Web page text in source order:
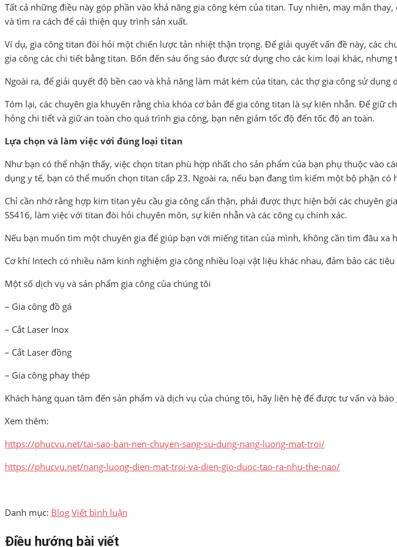
Tất cả những điều này góp phần vào khả năng gia công kém của titan. Tuy nhiên, may mắn
và tìm ra cách để cải thiện quy trình sản xuất.
Ví dụ, gia công titan đòi hỏi một chiến lược tản nhiệt thận trọng. Để giải quyết vấn đề này, các
gia công các chi tiết bằng titan. Bốn đến sáu ống sáo được sử dụng cho các kim loại khác,
Ngoài ra, để giải quyết độ bền cao và khả năng làm mát kém của titan, các thợ gia công sử
Tóm lại, các chuyên gia khuyên rằng chìa khóa cơ bản để gia công titan là sự kiên nhẫn. Để
hỏng chi tiết và giữ an toàn cho quá trình gia công, bạn nên giảm tốc độ đến tốc độ an toàn.
Lựa chọn và làm việc với đúng loại titan
Như bạn có thể nhận thấy, việc chọn titan phù hợp nhất cho sản phẩm của bạn phụ thuộc vào
dụng y tế, bạn có thể muốn chọn titan cấp 23. Ngoài ra, nếu bạn đang tìm kiếm một bộ phận
Chỉ cần nhớ rằng hợp kim titan yêu cầu gia công cẩn thận, phải được thực hiện bởi các chuyên
SS416, làm việc với titan đòi hỏi chuyên môn, sự kiên nhẫn và các công cụ chính xác.
Nếu bạn muốn tìm một chuyên gia để giúp bạn với miếng titan của mình, không cần tìm đâu
Cơ khí Intech có nhiều năm kinh nghiệm gia công nhiều loại vật liệu khác nhau, đảm bảo các
Một số dịch vụ và sản phẩm gia công của chúng tôi
– Gia công đồ gá
– Cắt Laser Inox
– Cắt Laser đồng
– Gia công phay thép
Khách hàng quan tâm đến sản phẩm và dịch vụ của chúng tôi, hãy liên hệ để được tư vấn và
Xem thêm:
https://phucvu.net/tai-sao-ban-nen-chuyen-sang-su-dung-nang-luong-mat-troi/
https://phucvu.net/nang-luong-dien-mat-troi-va-dien-gio-duoc-tao-ra-nhu-the-nao/
Danh mục: Blog Viết bình luận
Điều hướng bài viết